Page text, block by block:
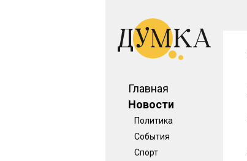
Главная
Новости
Политика
События
Спорт